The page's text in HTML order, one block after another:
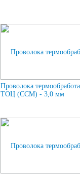
Проволока
ТОЦ (ССМ) - 3,0 мм